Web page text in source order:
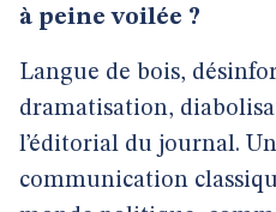
à peine voilée ?
Langue de bois,
dramatisation,
l’éditorial du journal.
communication